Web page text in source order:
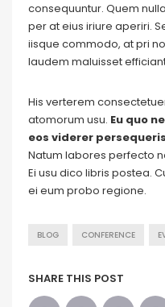
consequuntur. Quem
per at eius iriure aperiri.
iisque commodo, at pri
laudem maluisset
His verterem
atomorum usu. Eu quo
eos viderer
Natum labores perfecto
Ei usu dico libris postea.
ei eum probo regione.
BLOG CONFERENCE
SHARE THIS POST